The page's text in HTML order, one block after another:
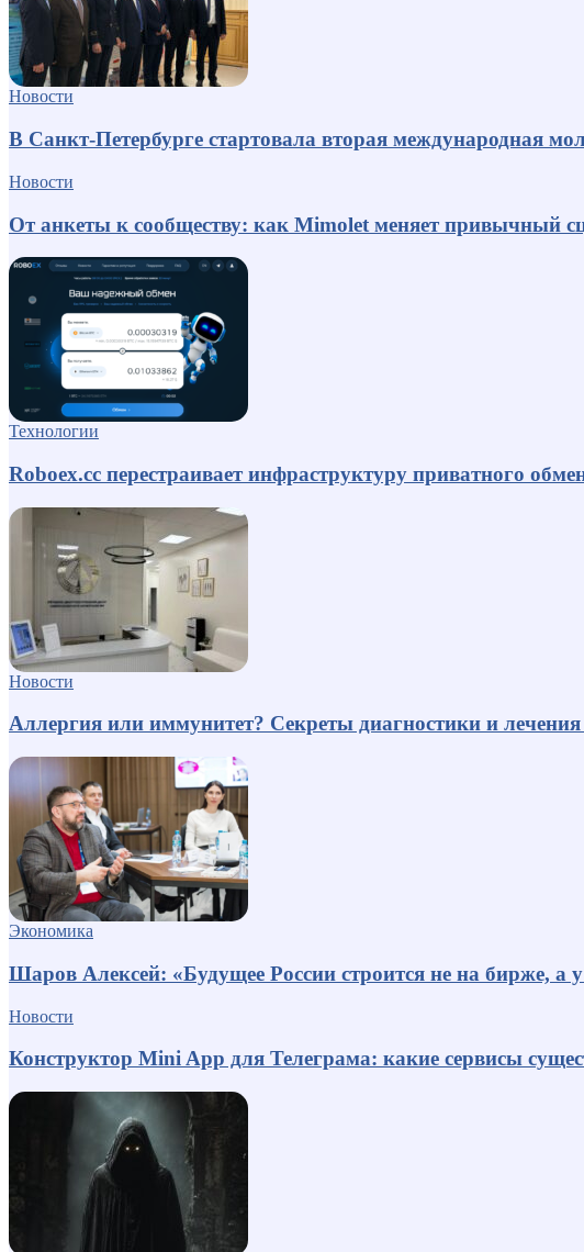
Новости
В Санкт-Петербурге стартовала вторая международная
Новости
От анкеты к сообществу: как Mimolet меняет привычный
Технологии
Roboex.cc перестраивает инфраструктуру приватного
Новости
Аллергия или иммунитет? Секреты диагностики и
Экономика
Шаров Алексей: «Будущее России строится не на бирже, а
Новости
Конструктор Mini App для Телеграма: какие сервисы